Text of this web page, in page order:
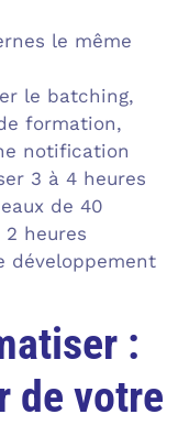
le même
le batching,
formation,
notification
3 à 4 heures
de 40
heures
développement
:
de votre